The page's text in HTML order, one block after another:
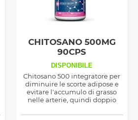
CHITOSANO 500MG
90CPS
DISPONIBILE
Chitosano 500 integratore per
diminuire le scorte adipose e
evitare l'accumulo di grasso
nelle arterie, quindi doppio
ipolipemizzante